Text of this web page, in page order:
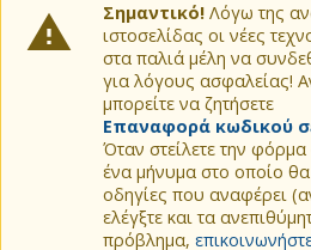
Σημαντικό! Λόγω της
ιστοσελίδας οι νέες
στα παλιά μέλη να
για λόγους ασφαλείας!
μπορείτε να ζητήσετε
Επαναφορά κωδικού
Όταν στείλετε την
ένα μήνυμα στο οποίο θα
οδηγίες που αναφέρει
ελέγξτε και τα
πρόβλημα,